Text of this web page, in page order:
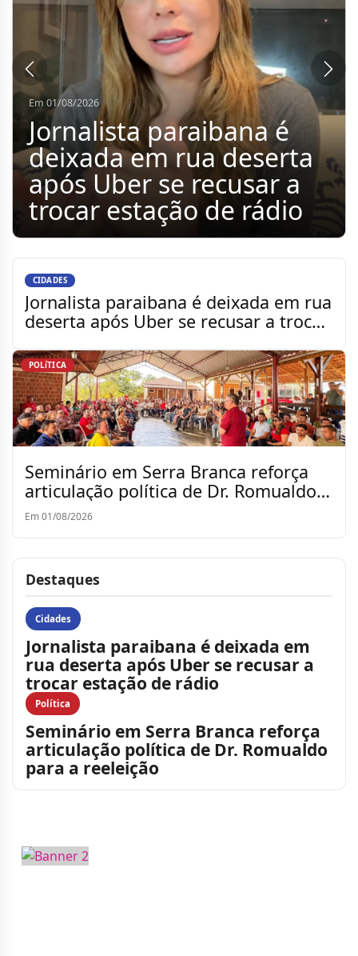
CIDADES
Jornalista paraibana é deixada em rua
deserta após Uber se recusar a trocar
POLíTICA
Seminário em Serra Branca reforça
articulação política de Dr. Romualdo
para a reeleição
Em 01/08/2026
Em 01/08/2026
Vereadores representam
a Câmara de Sumé em
assinatura de contrato
para construção do
Portal de Entrada do
município
Destaques
Cidades
Jornalista paraibana é deixada em
rua deserta após Uber se recusar a
trocar estação de rádio
Política
Seminário em Serra Branca reforça
articulação política de Dr. Romualdo
para a reeleição